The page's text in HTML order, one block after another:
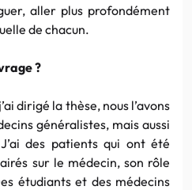
aller plus profondément
de chacun.
?
dirigé la thèse, nous l’avons
généralistes, mais aussi
des patients qui ont été
sur le médecin, son rôle
étudiants et des médecins